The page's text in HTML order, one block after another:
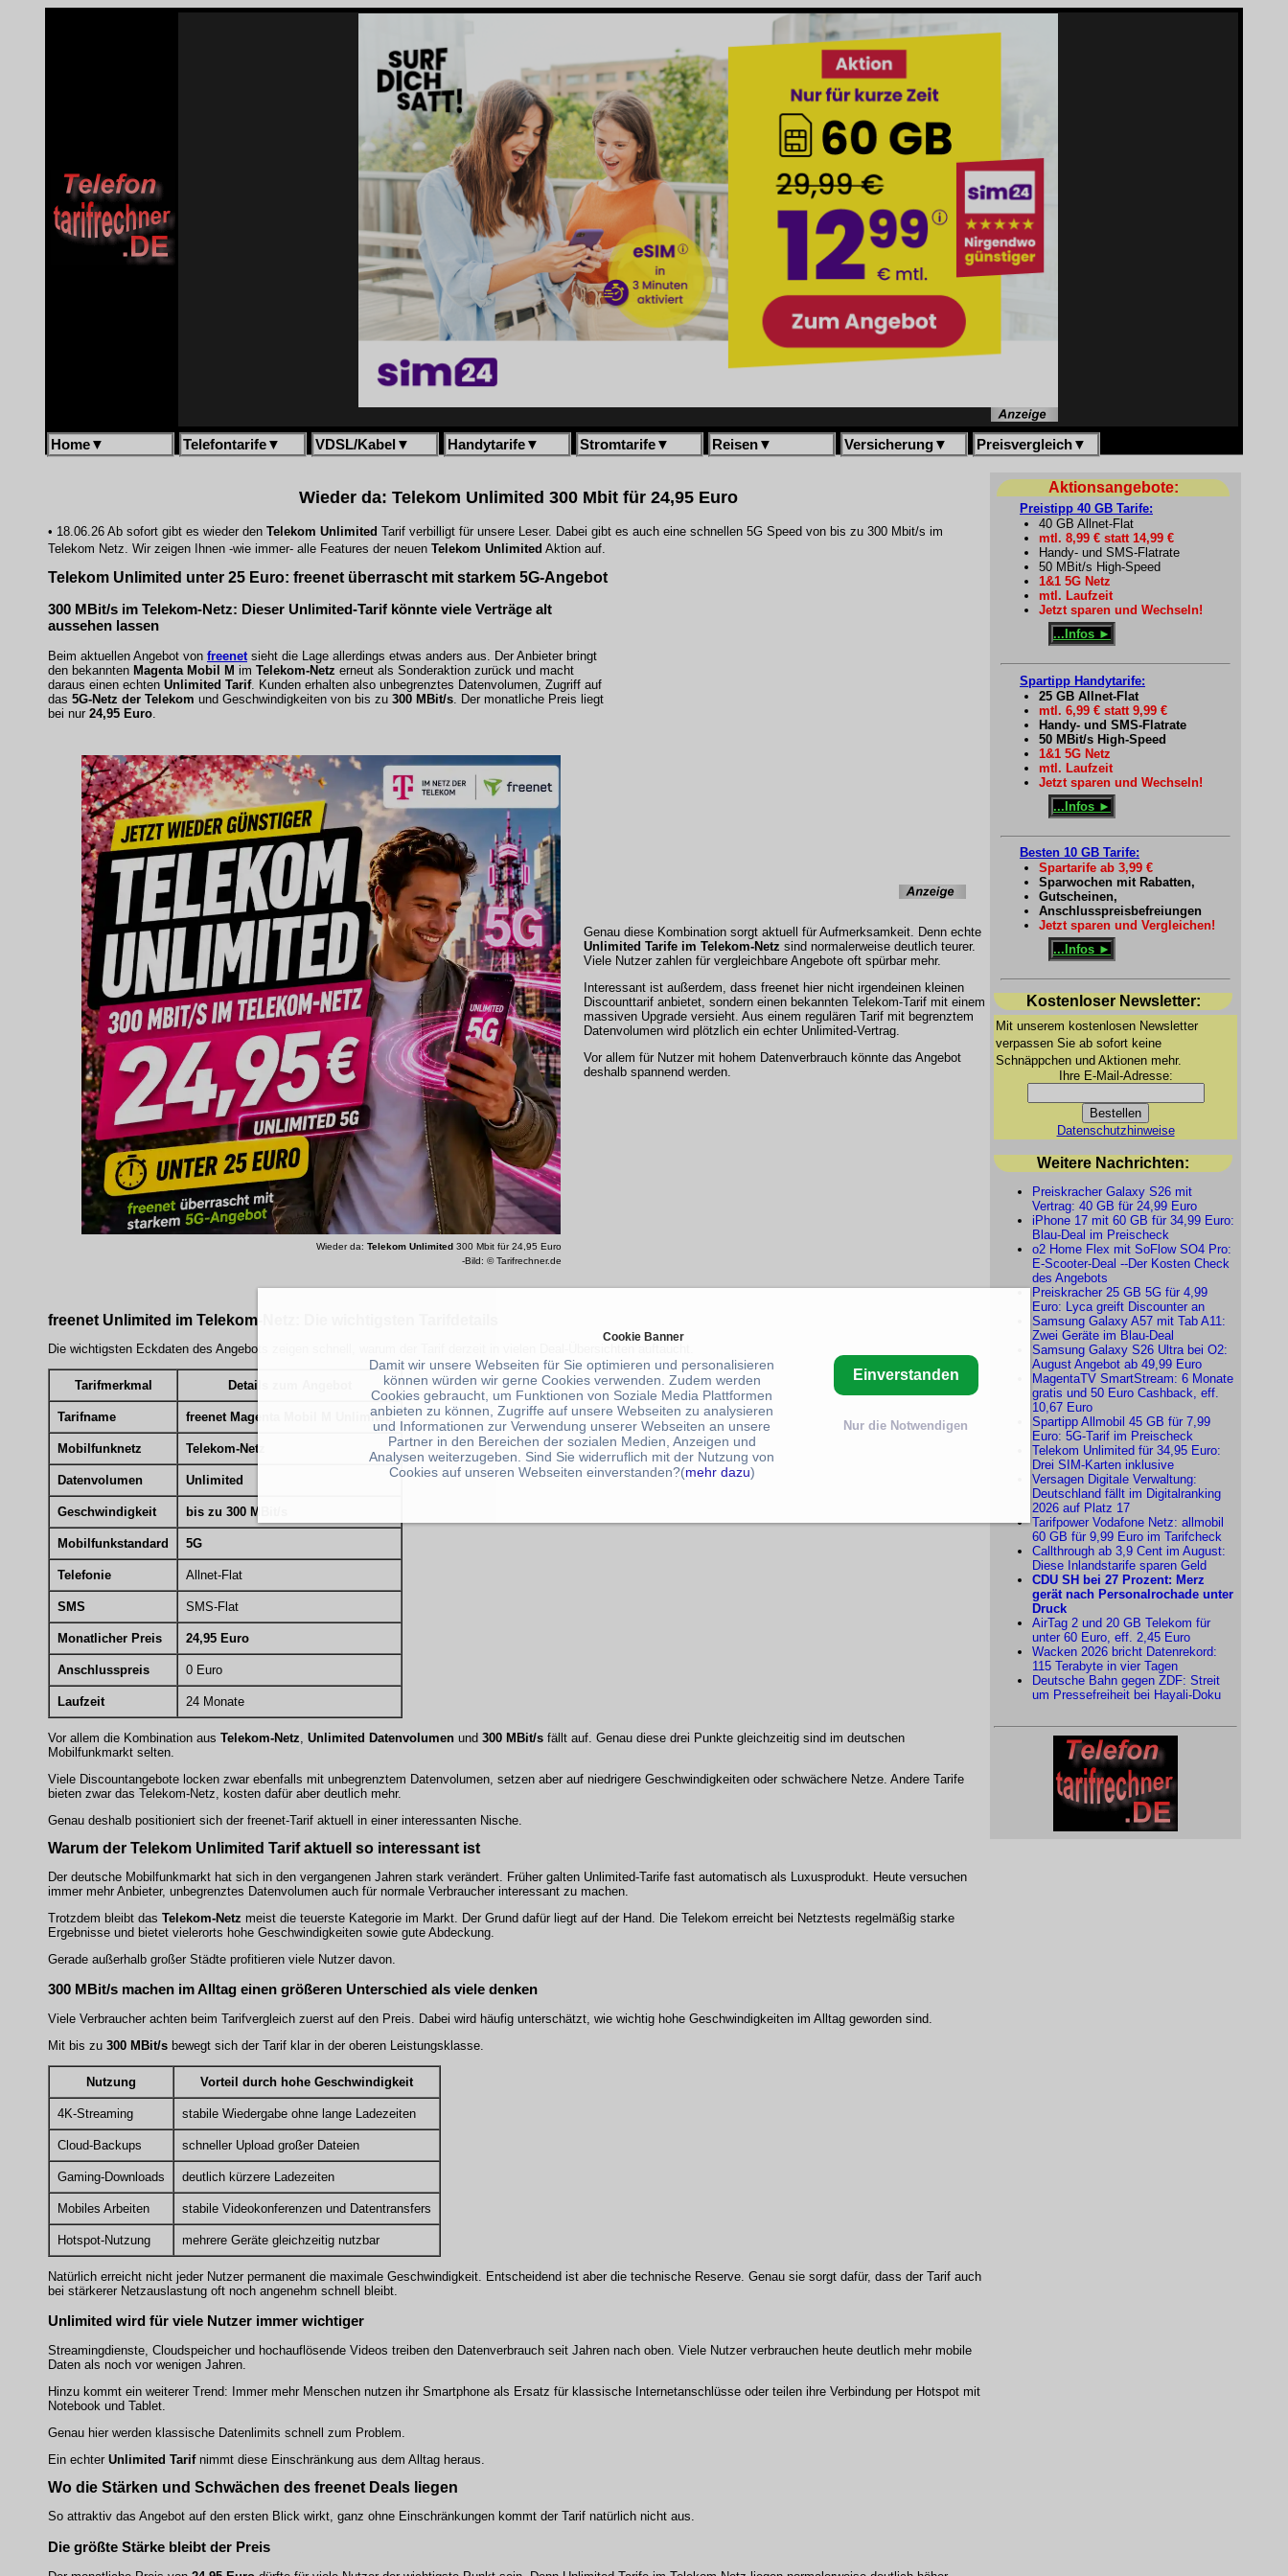
Home▼ Telefontarife▼ VDSL/Kabel ▼ Handytarife▼ Stromtarife▼ Reisen▼ Versicherung▼ Preisvergleich▼
Wieder da: Telekom Unlimited 300 Mbit für 24,95 Euro
• 18.06.26 Ab sofort gibt es wieder den Telekom Unlimited Tarif verbilligt für unsere Leser. Dabei gibt es auch eine schnellen 5G Speed von bis zu 300 Mbit/s im
Telekom Netz. Wir zeigen Ihnen -wie immer- alle Features der neuen Telekom Unlimited Aktion auf.
Telekom Unlimited unter 25 Euro: freenet überrascht mit starkem 5G-Angebot
300 MBit/s im Telekom-Netz: Dieser Unlimited-Tarif könnte viele Verträge alt
aussehen lassen
Beim aktuellen Angebot von freenet sieht die Lage allerdings etwas anders aus. Der Anbieter bringt
den bekannten Magenta Mobil M im Telekom-Netz erneut als Sonderaktion zurück und macht
daraus einen echten Unlimited Tarif. Kunden erhalten also unbegrenztes Datenvolumen, Zugriff auf
das 5G-Netz der Telekom und Geschwindigkeiten von bis zu 300 MBit/s . Der monatliche Preis liegt
bei nur 24,95 Euro
Wieder da: Telekom Unlimited 300 Mbit für 24,95 Euro
-Bild: © Tarifrechner.de
Genau diese Kombination sorgt aktuell für Aufmerksamkeit. Denn echte
Unlimited Tarife im Telekom-Netz sind normalerweise deutlich teurer.
Viele Nutzer zahlen für vergleichbare Angebote oft spürbar mehr.
Interessant ist außerdem, dass freenet hier nicht irgendeinen kleinen
Discounttarif anbietet, sondern einen bekannten Telekom-Tarif mit einem
massiven Upgrade versieht. Aus einem regulären Tarif mit begrenztem
Datenvolumen wird plötzlich ein echter Unlimited-Vertrag.
Vor allem für Nutzer mit hohem Datenverbrauch könnte das Angebot
deshalb spannend werden.
freenet Unlimited im Telekom-Netz: Die wichtigsten Tarifdetails
Die wichtigsten Eckdaten des Angebots zeigen schnell, warum der Tarif derzeit in vielen Deal-Übersichten auftaucht.
Tarifmerkmal Details zum Angebot
Tarifname freenet Magenta Mobil M Unlimited
Mobilfunknetz Telekom-Netz
Datenvolumen Unlimited
Geschwindigkeit bis zu 300 MBit/s
Mobilfunkstandard 5G
Telefonie Allnet-Flat
SMS SMS-Flat
Monatlicher Preis 24,95 Euro
Anschlusspreis 0 Euro
Laufzeit 24 Monate
Vor allem die Kombination aus Telekom-Netz Unlimited Datenvolumen und 300 MBit/s fällt auf. Genau diese drei Punkte gleichzeitig sind im deutschen
Mobilfunkmarkt selten.
Viele Discountangebote locken zwar ebenfalls mit unbegrenztem Datenvolumen, setzen aber auf niedrigere Geschwindigkeiten oder schwächere Netze. Andere Tarife
bieten zwar das Telekom-Netz, kosten dafür aber deutlich mehr.
Genau deshalb positioniert sich der freenet-Tarif aktuell in einer interessanten Nische.
Warum der Telekom Unlimited Tarif aktuell so interessant ist
Der deutsche Mobilfunkmarkt hat sich in den vergangenen Jahren stark verändert. Früher galten Unlimited-Tarife fast automatisch als Luxusprodukt. Heute versuchen
immer mehr Anbieter, unbegrenztes Datenvolumen auch für normale Verbraucher interessant zu machen.
Trotzdem bleibt das Telekom-Netz meist die teuerste Kategorie im Markt. Der Grund dafür liegt auf der Hand. Die Telekom erreicht bei Netztests regelmäßig starke
Ergebnisse und bietet vielerorts hohe Geschwindigkeiten sowie gute Abdeckung.
Gerade außerhalb großer Städte profitieren viele Nutzer davon.
300 MBit/s machen im Alltag einen größeren Unterschied als viele denken
Viele Verbraucher achten beim Tarifvergleich zuerst auf den Preis. Dabei wird häufig unterschätzt, wie wichtig hohe Geschwindigkeiten im Alltag geworden sind.
Mit bis zu 300 MBit/s bewegt sich der Tarif klar in der oberen Leistungsklasse.
Nutzung Vorteil durch hohe Geschwindigkeit
4K-Streaming stabile Wiedergabe ohne lange Ladezeiten
Cloud-Backups schneller Upload großer Dateien
Gaming-Downloads deutlich kürzere Ladezeiten
Mobiles Arbeiten stabile Videokonferenzen und Datentransfers
Hotspot-Nutzung mehrere Geräte gleichzeitig nutzbar
Natürlich erreicht nicht jeder Nutzer permanent die maximale Geschwindigkeit. Entscheidend ist aber die technische Reserve. Genau sie sorgt dafür, dass der Tarif auch
bei stärkerer Netzauslastung oft noch angenehm schnell bleibt.
Unlimited wird für viele Nutzer immer wichtiger
Streamingdienste, Cloudspeicher und hochauflösende Videos treiben den Datenverbrauch seit Jahren nach oben. Viele Nutzer verbrauchen heute deutlich mehr mobile
Daten als noch vor wenigen Jahren.
Hinzu kommt ein weiterer Trend: Immer mehr Menschen nutzen ihr Smartphone als Ersatz für klassische Internetanschlüsse oder teilen ihre Verbindung per Hotspot mit
Notebook und Tablet.
Genau hier werden klassische Datenlimits schnell zum Problem.
Ein echter Unlimited Tarifnimmt diese Einschränkung aus dem Alltag heraus.
Wo die Stärken und Schwächen des freenet Deals liegen
So attraktiv das Angebot auf den ersten Blick wirkt, ganz ohne Einschränkungen kommt der Tarif natürlich nicht aus.
Die größte Stärke bleibt der Preis
Aktionsangebote:
Preistipp 40 GB Tarife:
40 GB Allnet-Flat
mtl. 8,99 € statt 14,99 €
Handy- und SMS-Flatrate
50 MBit/s High-Speed
1&1 5G Netz
mtl. Laufzeit
Jetzt sparen und Wechseln!
...Infos ►
Spartipp Handytarife:
25 GB Allnet-Flat
mtl. 6,99 € statt 9,99 €
Handy- und SMS-Flatrate
50 MBit/s High-Speed
1&1 5G Netz
mtl. Laufzeit
Jetzt sparen und Wechseln!
...Infos ►
Besten 10 GB Tarife:
Spartarife ab 3,99 €
Sparwochen mit Rabatten,
Gutscheinen,
Anschlusspreisbefreiungen
Jetzt sparen und Vergleichen!
...Infos ►
Kostenloser Newsletter:
Mit unserem kostenlosen Newsletter
verpassen Sie ab sofort keine
Schnäppchen und Aktionen mehr.
Ihre E-Mail-Adresse:
Datenschutzhinweise
Weitere Nachrichten:
Preiskracher Galaxy S26 mit
Vertrag: 40 GB für 24,99 Euro
iPhone 17 mit 60 GB für 34,99 Euro:
Blau-Deal im Preischeck
o2 Home Flex mit SoFlow SO4 Pro:
E-Scooter-Deal --Der Kosten Check
des Angebots
Preiskracher 25 GB 5G für 4,99
Euro: Lyca greift Discounter an
Samsung Galaxy A57 mit Tab A11:
Zwei Geräte im Blau-Deal
Samsung Galaxy S26 Ultra bei O2:
August Angebot ab 49,99 Euro
MagentaTV SmartStream: 6 Monate
gratis und 50 Euro Cashback, eff.
10,67 Euro
Spartipp Allmobil 45 GB für 7,99
Euro: 5G-Tarif im Preischeck
Telekom Unlimited für 34,95 Euro:
Drei SIM-Karten inklusive
Versagen Digitale Verwaltung:
Deutschland fällt im Digitalranking
2026 auf Platz 17
Tarifpower Vodafone Netz: allmobil
60 GB für 9,99 Euro im Tarifcheck
Callthrough ab 3,9 Cent im August:
Diese Inlandstarife sparen Geld
CDU SH bei 27 Prozent: Merz
gerät nach Personalrochade unter
Druck
AirTag 2 und 20 GB Telekom für
unter 60 Euro, eff. 2,45 Euro
Wacken 2026 bricht Datenrekord:
115 Terabyte in vier Tagen
Deutsche Bahn gegen ZDF: Streit
um Pressefreiheit bei Hayali-Doku
Cookie Banner
Damit wir unsere Webseiten für Sie optimieren und personalisieren
können würden wir gerne Cookies verwenden. Zudem werden
Cookies gebraucht, um Funktionen von Soziale Media Plattformen
anbieten zu können, Zugriffe auf unsere Webseiten zu analysieren
und Informationen zur Verwendung unserer Webseiten an unsere
Partner in den Bereichen der sozialen Medien, Anzeigen und
Analysen weiterzugeben. Sind Sie widerruflich mit der Nutzung von
Cookies auf unseren Webseiten einverstanden?(mehr dazu)
Einverstanden
Nur die Notwendigen